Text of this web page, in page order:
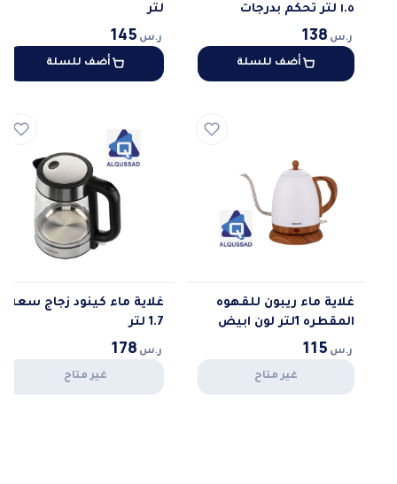
١.٥ لتر تحكم بدرجات
الغليان
ر.س 138
أضف للسلة
لتر
ر.س 145
أضف للسلة
غلاية ماء ريبون للقهوه
المقطره 1لتر لون ابيض
ر.س 115
غير متاح
غلاية ماء كينود زجاج سعة
1.7 لتر
ر.س 178
غير متاح